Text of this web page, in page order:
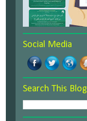
Social Media
Search This Blog